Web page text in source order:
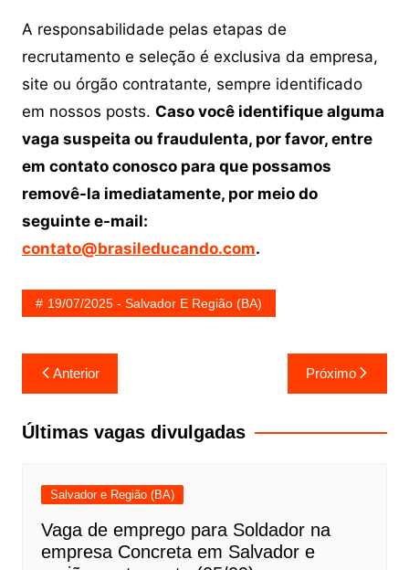
A responsabilidade pelas etapas de
recrutamento e seleção é exclusiva da empresa,
site ou órgão contratante, sempre identificado
em nossos posts. Caso você identifique alguma
vaga suspeita ou fraudulenta, por favor, entre
em contato conosco para que possamos
removê-la imediatamente, por meio do
seguinte e-mail:
contato@brasileducando.com.
19/07/2025 - Salvador E Região (BA)
Navegação
de
Post
Anterior Próximo
Últimas vagas divulgadas
Salvador e Região (BA)
Vaga de emprego para Soldador na
empresa Concreta em Salvador e